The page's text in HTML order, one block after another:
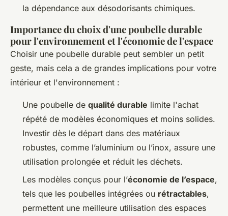
la dépendance aux désodorisants chimiques.
Importance du choix d'une poubelle durable
pour l'environnement et l'économie de l'espace
Choisir une poubelle durable peut sembler un petit
geste, mais cela a de grandes implications pour votre
intérieur et l'environnement :
Une poubelle de qualité durable limite l'achat
répété de modèles économiques et moins solides.
Investir dès le départ dans des matériaux
robustes, comme l’aluminium ou l’inox, assure une
utilisation prolongée et réduit les déchets.
Les modèles conçus pour l’économie de l’espace,
tels que les poubelles intégrées ou rétractables,
permettent une meilleure utilisation des espaces